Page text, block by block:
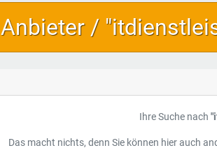
Anbieter /
Ihre Suche nach
Das macht nichts, denn Sie können hier auch